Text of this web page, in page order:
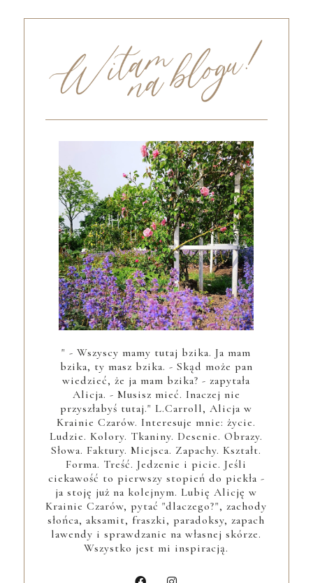
" - Wszyscy mamy tutaj bzika. Ja mam
bzika, ty masz bzika. - Skąd może pan
wiedzieć, że ja mam bzika? - zapytała
Alicja. - Musisz mieć. Inaczej nie
przyszłabyś tutaj." L.Carroll, Alicja w
Krainie Czarów. Interesuje mnie: życie.
Ludzie. Kolory. Tkaniny. Desenie. Obrazy.
Słowa. Faktury. Miejsca. Zapachy. Kształt.
Forma. Treść. Jedzenie i picie. Jeśli
ciekawość to pierwszy stopień do piekła -
ja stoję już na kolejnym. Lubię Alicję w
Krainie Czarów, pytać "dlaczego?", zachody
słońca, aksamit, fraszki, paradoksy, zapach
lawendy i sprawdzanie na własnej skórze.
Wszystko jest mi inspiracją.